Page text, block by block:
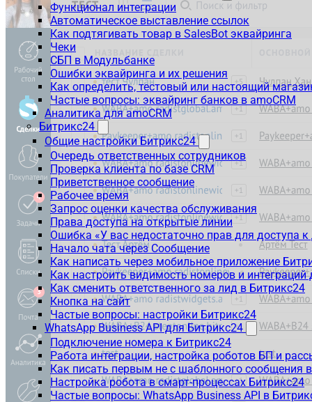
Функционал интеграции
Автоматическое выставление ссылок
Как подтягивать товар в SalesBot эквайринга
Чеки
СБП в Модульбанке
Ошибки эквайринга и их решения
Как определить, тестовый или настоящий
Частые вопросы: эквайринг банков в amoCRM
Аналитика для amoCRM
Битрикс24
Общие настройки Битрикс24
Очередь ответственных сотрудников
Проверка клиента по базе CRM
Приветственное сообщение
Рабочее время
Запрос оценки качества обслуживания
Права доступа на открытые линии
Ошибка «У вас недостаточно прав для доступа
Начало чата через Сообщение
Как написать через мобильное приложение
Как настроить видимость номеров и
Как сменить ответственного за лид в Битрикс24
Кнопка на сайт
Частые вопросы: настройки Битрикс24
WhatsApp Business API для Битрикс24
Подключение номера к Битрикс24
Работа интеграции, настройка роботов БП и
Как писать первым не с шаблонного сообщения
Настройка робота в смарт-процессах Битрикс24
Частые вопросы: WhatsApp Business API в